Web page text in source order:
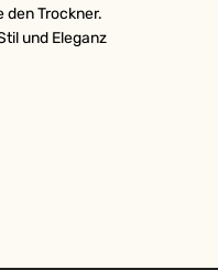
den Trockner.
und Eleganz